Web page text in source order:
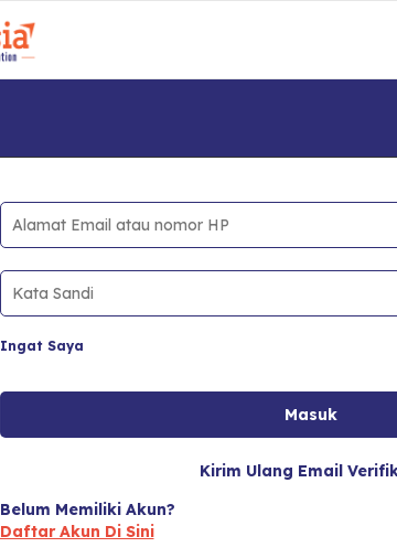
Ingat Saya
Kirim Ulang Email
Belum Memiliki Akun?
Daftar Akun Di Sini